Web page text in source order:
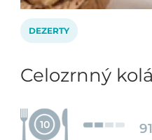
DEZERTY
Celozrnný
10